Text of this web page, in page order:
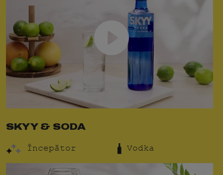
SKYY & SODA
Începător Vodka